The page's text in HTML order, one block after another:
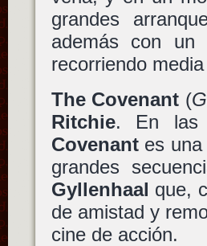
grandes
además con un
recorriendo
The Covenant (
Ritchie. En las
Covenantes una
grandes
Gyllenhaal que,
de amistad y
cine de acción.